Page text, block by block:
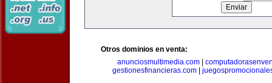
Otros dominios en venta:
anunciosmultimedia.com
gestionesfinancieras.com